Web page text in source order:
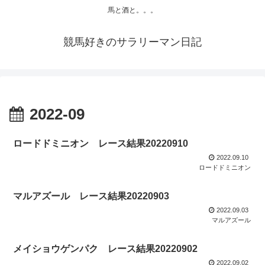
馬と酒と。。。
競馬好きのサラリーマン日記
2022-09
ロードドミニオン レース結果20220910
2022.09.10
ロードドミニオン
マルアズール レース結果20220903
2022.09.03
マルアズール
メイショウゲンパク レース結果20220902
2022.09.02